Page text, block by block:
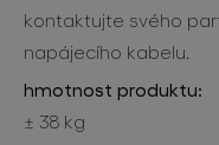
kontaktujte svého
napájecího kabelu.
hmotnost produktu:
± 38 kg